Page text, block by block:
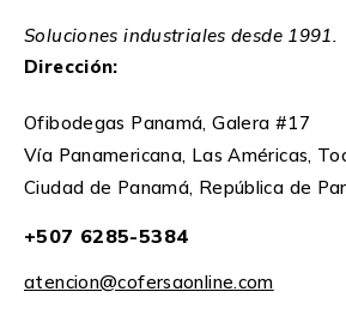
Soluciones industriales desde 1991.
Dirección:
Ofibodegas Panamá, Galera #17
Vía Panamericana, Las Américas,
Ciudad de Panamá, República de
+507 6285-5384
atencion@cofersaonline.com